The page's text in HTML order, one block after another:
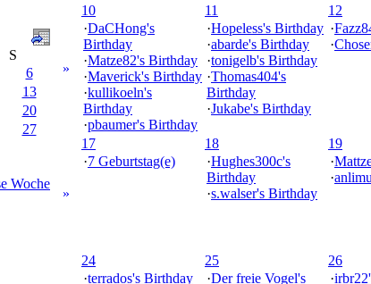
S
6
13
20
27
Woche
»
10
·DaCHong's
Birthday
·Matze82's Birthday
·Maverick's Birthday
·kullikoeln's
Birthday
·pbaumer's Birthday
11
·Hopeless's Birthday
·abarde's Birthday
·tonigelb's Birthday
·Thomas404's
Birthday
·Jukabe's Birthday
12
·
·
»
17
·7 Geburtstag(e)
18
·Hughes300c's
Birthday
·s.walser's Birthday
19
·
·
24
·terrados's Birthday
25
·Der freie Vogel's
26
·